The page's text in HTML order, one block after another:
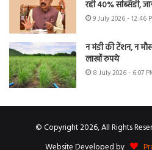
रही 40% सब्सिडी,
9 July 2026 - 12:46
न मंडी की टेंशन, न
लाखों रुपये
8 July 2026 - 6:07
© Copyright 2026, All Rights
Website Developed by